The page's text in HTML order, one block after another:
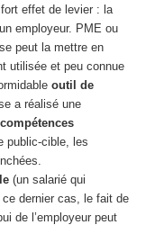
effet de levier : la
employeur. PME ou
peut la mettre en
utilisée et peu connue
outil de
a réalisé une
public-cible, les
(un salarié qui
ce dernier cas, le fait de
de l’employeur peut